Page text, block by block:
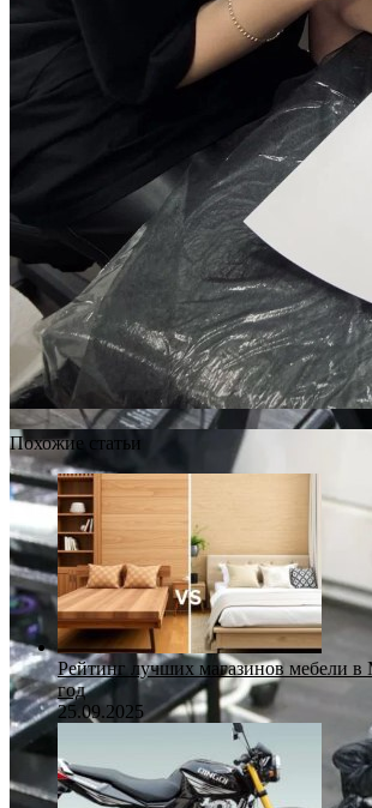
Похожие статьи
Рейтинг лучших магазинов мебели в
год
25.09.2025